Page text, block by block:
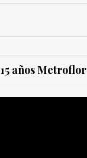
15 años Metroflor